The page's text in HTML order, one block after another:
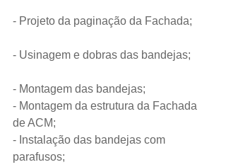
- Projeto da paginação da Fachada;
- Usinagem e dobras das bandejas;
- Montagem das bandejas;
- Montagem da estrutura da Fachada
de ACM;
- Instalação das bandejas com
parafusos;